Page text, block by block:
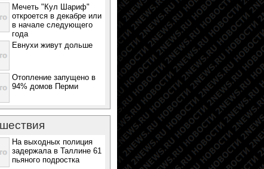
Мечеть "Кул Шариф"
откроется в декабре или
в начале следующего
года
Евнухи живут дольше
Отопление запущено в
94% домов Перми
На выходных полиция
задержала в Таллине 61
пьяного подростка